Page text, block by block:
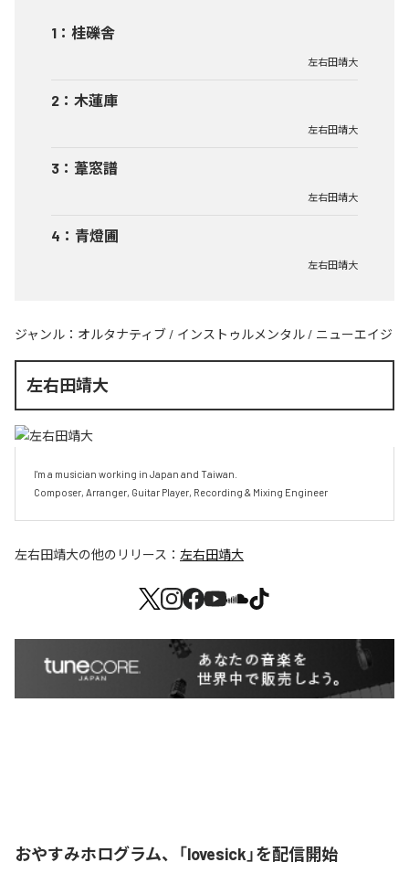
1 ： 桂礫舎
左右田靖大
2 ： 木蓮庫
左右田靖大
3 ： 葦窓譜
左右田靖大
4 ： 青燈圃
左右田靖大
ジャンル： オルタナティブ / インストゥルメンタル / ニューエイジ
左右田靖大
I'm a musician working in Japan and Taiwan.
Composer, Arranger, Guitar Player, Recording & Mixing Engineer
左右田靖大の他のリリース： 左右田靖大
おやすみホログラム、「lovesick」を配信開始